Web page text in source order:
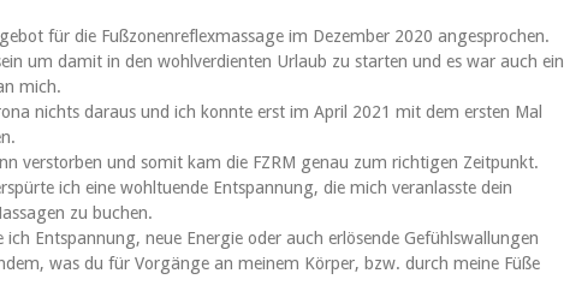
für die Fußzonenreflexmassage im Dezember 2020 angesprochen.
um damit in den wohlverdienten Urlaub zu starten und es war auch ein
mich.
nichts daraus und ich konnte erst im April 2021 mit dem ersten Mal
verstorben und somit kam die FZRM genau zum richtigen Zeitpunkt.
ich eine wohltuende Entspannung, die mich veranlasste dein
zu buchen.
ich Entspannung, neue Energie oder auch erlösende Gefühlswallungen
was du für Vorgänge an meinem Körper, bzw. durch meine Füße